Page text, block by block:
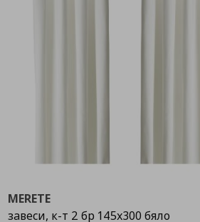
MERETE
завеси, к-т 2 бр 145x300 бяло